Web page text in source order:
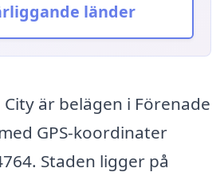
länder
City är belägen i Förenade
GPS-koordinater
Staden ligger på